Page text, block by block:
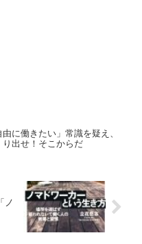
由に働きたい」常識を疑え、
り出せ！そこからだ
ノ